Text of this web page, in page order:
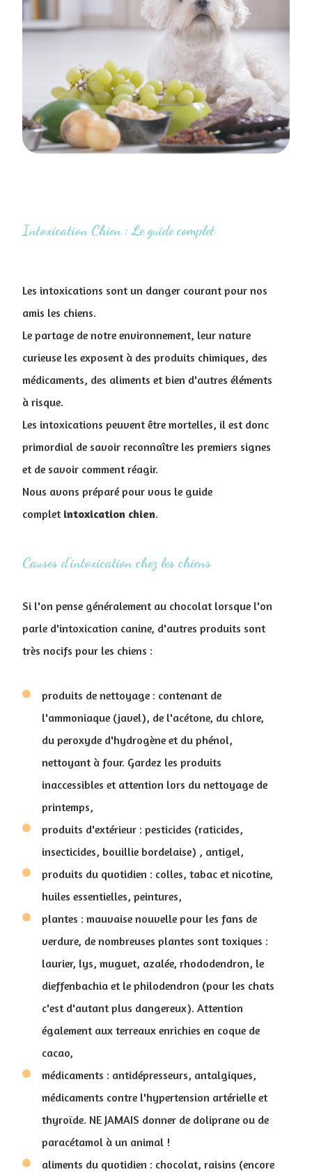
Intoxication Chien : Le guide complet
Les intoxications sont un danger courant pour nos
amis les chiens.
Le partage de notre environnement, leur nature
curieuse les exposent à des produits chimiques, des
médicaments, des aliments et bien d'autres éléments
à risque.
Les intoxications peuvent être mortelles, il est donc
primordial de savoir reconnaître les premiers signes
et de savoir comment réagir.
Nous avons préparé pour vous le guide
complet intoxication chien.
Causes d'intoxication chez les chiens
Si l'on pense généralement au chocolat lorsque l'on
parle d'intoxication canine, d'autres produits sont
très nocifs pour les chiens :
produits de nettoyage : contenant de
l'ammoniaque (javel), de l'acétone, du chlore,
du peroxyde d'hydrogène et du phénol,
nettoyant à four. Gardez les produits
inaccessibles et attention lors du nettoyage de
printemps,
produits d'extérieur : pesticides (raticides,
insecticides, bouillie bordelaise) , antigel,
produits du quotidien : colles, tabac et nicotine,
huiles essentielles, peintures,
plantes : mauvaise nouvelle pour les fans de
verdure, de nombreuses plantes sont toxiques :
laurier, lys, muguet, azalée, rhododendron, le
dieffenbachia et le philodendron (pour les chats
c'est d'autant plus dangereux). Attention
également aux terreaux enrichies en coque de
cacao,
médicaments : antidépresseurs, antalgiques,
médicaments contre l'hypertension artérielle et
thyroïde. NE JAMAIS donner de doliprane ou de
paracétamol à un animal !
aliments du quotidien : chocolat, raisins (encore